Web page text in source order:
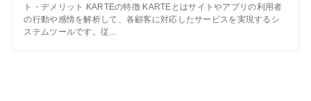
ト・デメリット KARTEの特徴 KARTEとはサイトやアプリの利用者
の行動や感情を解析して、各顧客に対応したサービスを実現するシ
ステムツールです。従...